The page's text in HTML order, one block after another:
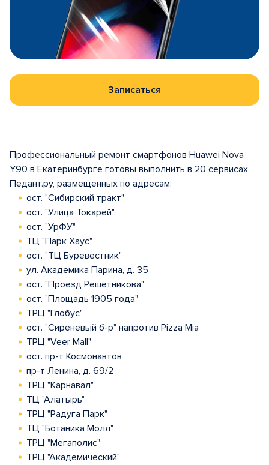
Записаться
Профессиональный ремонт смартфонов Huawei Nova
Y90 в Екатеринбурге готовы выполнить в 20 сервисах
Педант.ру, размещенных по адресам:
ост. "Сибирский тракт"
ост. "Улица Токарей"
ост. "УрФУ"
ТЦ "Парк Хаус"
ост. "ТЦ Буревестник"
ул. Академика Парина, д. 35
ост. "Проезд Решетникова"
ост. "Площадь 1905 года"
ТРЦ "Глобус"
ост. "Сиреневый б-р" напротив Pizza Mia
ТРЦ "Veer Mall"
ост. пр-т Космонавтов
пр-т Ленина, д. 69/2
ТРЦ "Карнавал"
ТЦ "Алатырь"
ТРЦ "Радуга Парк"
ТЦ "Ботаника Молл"
ТРЦ "Мегаполис"
ТРЦ "Академический"